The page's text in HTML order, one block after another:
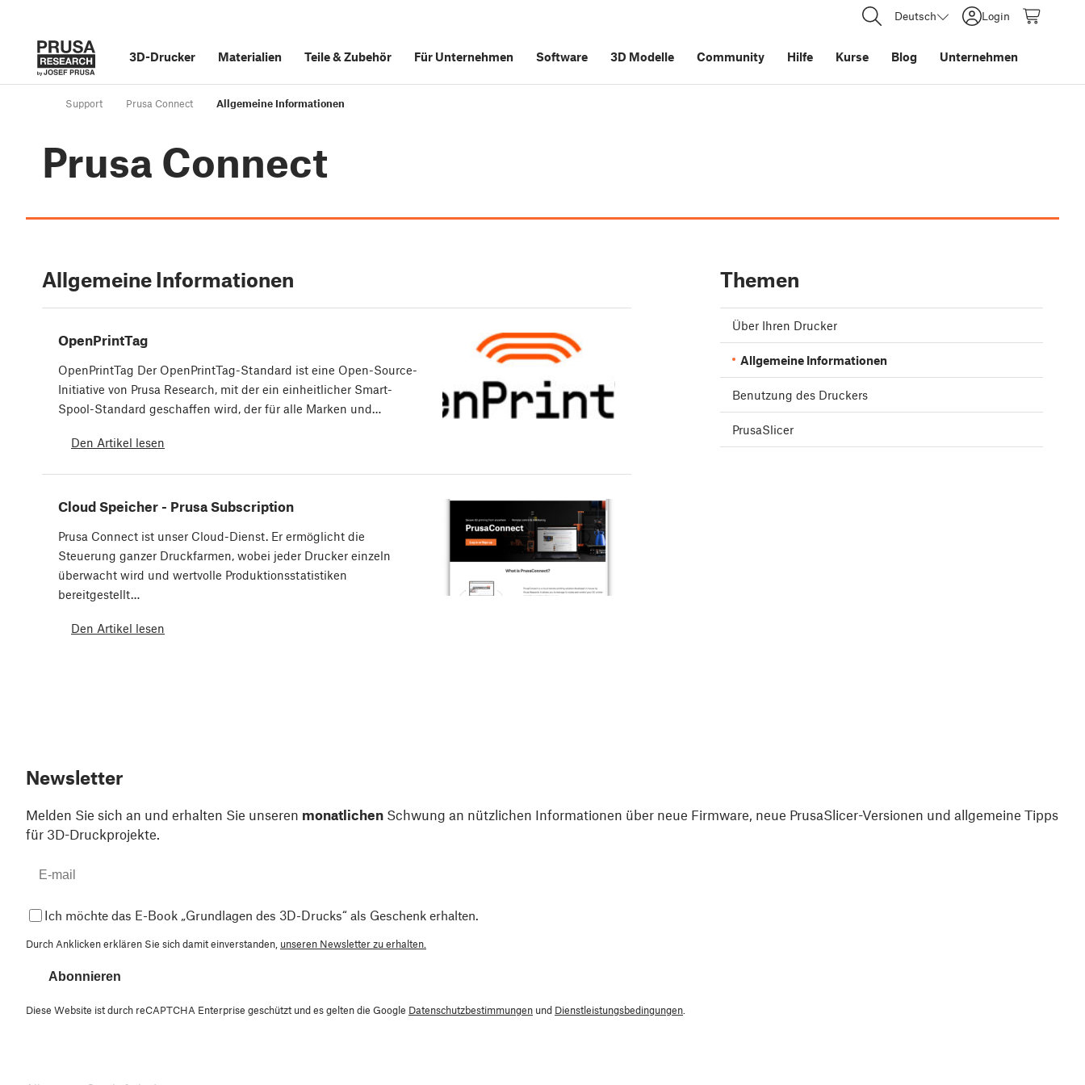
Deutsch Login
3D-Drucker Materialien Teile&Zubehör Für Unternehmen Software 3D Modelle Community Hilfe Kurse Blog Unternehmen
Support Prusa Connect Allgemeine Informationen
Prusa Connect
Allgemeine Informationen
OpenPrintTag
OpenPrintTag Der OpenPrintTag-Standard ist eine Open-Source-
Initiative von Prusa Research, mit der ein einheitlicher Smart-
Spool-Standard geschaffen wird, der für alle Marken und…
Den Artikel lesen
Cloud Speicher - Prusa Subscription
Prusa Connect ist unser Cloud-Dienst. Er ermöglicht die
Steuerung ganzer Druckfarmen, wobei jeder Drucker einzeln
überwacht wird und wertvolle Produktionsstatistiken
bereitgestellt…
Den Artikel lesen
Themen
Über Ihren Drucker
Allgemeine Informationen
Benutzung des Druckers
PrusaSlicer
Newsletter
Melden Sie sich an und erhalten Sie unseren monatlichen Schwung an nützlichen Informationen über neue Firmware, neue PrusaSlicer-Versionen und allgemeine Tipps
für 3D-Druckprojekte.
Ich möchte das E-Book „Grundlagen des 3D-Drucks“ als Geschenk erhalten.
Durch Anklicken erklären Sie sich damit einverstanden, unseren Newsletter zu erhalten.
Abonnieren
Diese Website ist durch reCAPTCHA Enterprise geschützt und es gelten die Google Datenschutzbestimmungen und Dienstleistungsbedingungen